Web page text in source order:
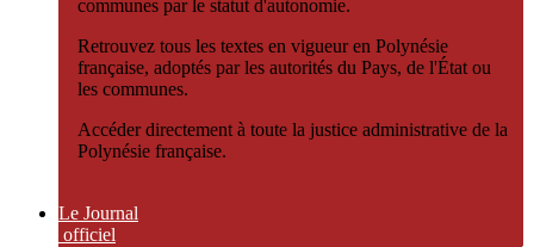
communes par le statut d'autonomie.
Retrouvez tous les textes en vigueur en Polynésie
française, adoptés par les autorités du Pays, de l'État ou
les communes.
Accéder directement à toute la justice administrative de la
Polynésie française.
Le Journal
officiel